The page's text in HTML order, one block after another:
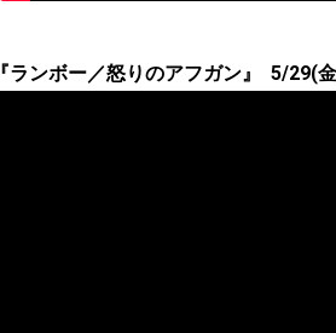
『ランボー／怒りのアフガン』 5/29(